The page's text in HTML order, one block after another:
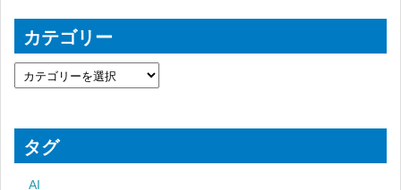
カテゴリー
タグ
AI